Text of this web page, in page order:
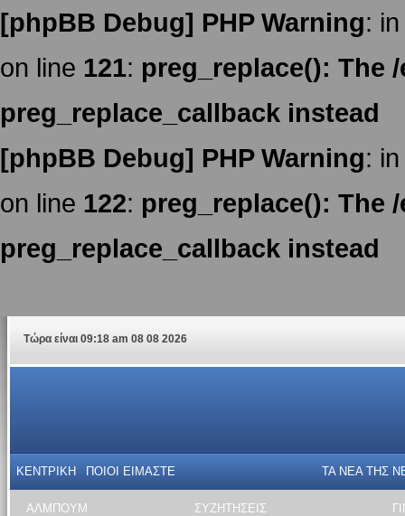
[phpBB Debug] PHP Warning:
on line 121: preg_replace(): The
preg_replace_callback instead
[phpBB Debug] PHP Warning:
on line 122: preg_replace(): The
preg_replace_callback instead
Τώρα είναι 09:18 am 08 08 2026
ΚΕΝΤΡΙΚΗ ΠΟΙΟΙ ΕΙΜΑΣΤΕ ΤΑ ΝΕΑ THΣ
ΑΛΜΠΟΥΜ ΣΥΖΗΤΗΣΕΙΣ